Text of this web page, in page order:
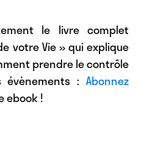
le livre complet
votre Vie » qui explique
prendre le contrôle
: Abonnez
ebook !